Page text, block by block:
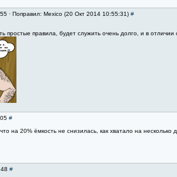
· Поправил: Mexico (20 Окт 2014 10:55:31) #
простые правила, будет служить очень долго, и в
#
на 20% ёмкость не снизилась, как хватало на несколько
#